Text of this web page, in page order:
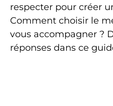
respecter pour créer
Comment choisir le
vous accompagner ?
réponses dans ce